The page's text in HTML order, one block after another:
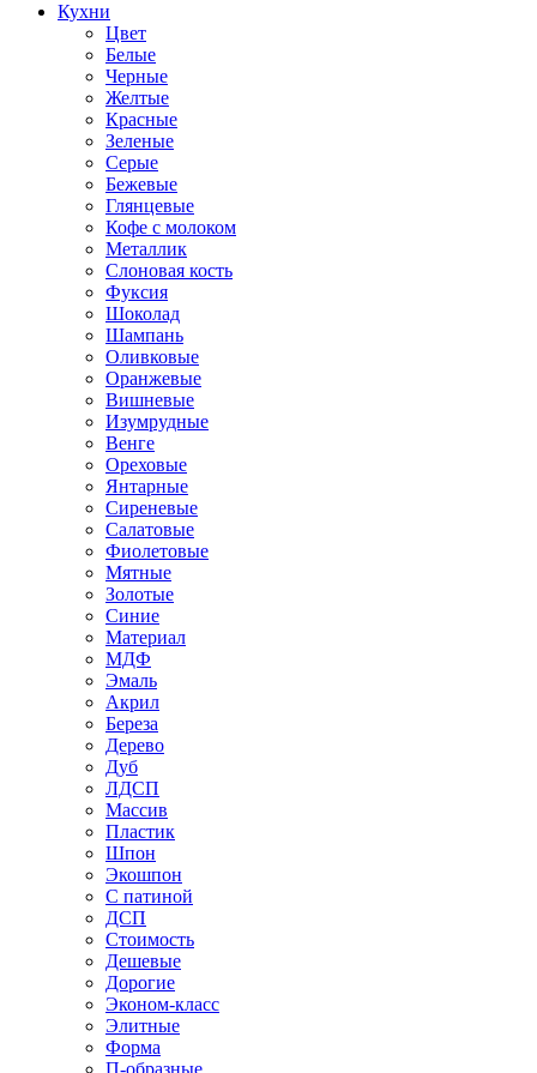
Кухни
Цвет
Белые
Черные
Желтые
Красные
Зеленые
Серые
Бежевые
Глянцевые
Кофе с молоком
Металлик
Слоновая кость
Фуксия
Шоколад
Шампань
Оливковые
Оранжевые
Вишневые
Изумрудные
Венге
Ореховые
Янтарные
Сиреневые
Салатовые
Фиолетовые
Мятные
Золотые
Синие
Материал
МДФ
Эмаль
Акрил
Береза
Дерево
Дуб
ЛДСП
Массив
Пластик
Шпон
Экошпон
С патиной
ДСП
Стоимость
Дешевые
Дорогие
Эконом-класс
Элитные
Форма
П-образные